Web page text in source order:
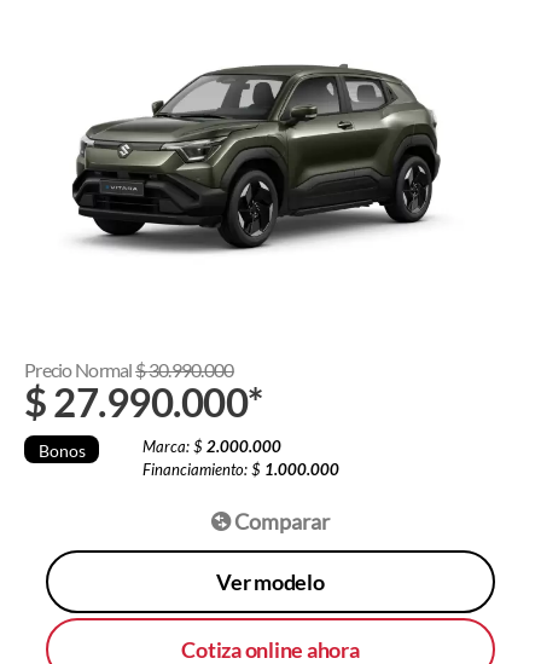
Precio Normal$30.990.000
$27.990.000*
Bonos Marca: $ 2.000.000
Financiamiento: $ 1.000.000
Comparar
Ver modelo
Cotiza online ahora